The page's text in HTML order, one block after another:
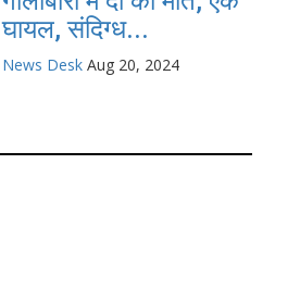
घायल, संदिग्ध...
News Desk Aug 20, 2024